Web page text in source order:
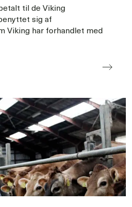
til de Viking
sig af
Viking har forhandlet med